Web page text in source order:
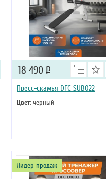
Пресс-скамья DFC SUB022
Цвет: черный
18 490 Р
Лидер продаж